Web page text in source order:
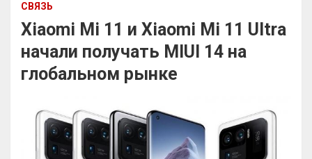
СВЯЗЬ
Xiaomi Mi 11 и Xiaomi Mi 11 Ultra
начали получать MIUI 14 на
глобальном рынке